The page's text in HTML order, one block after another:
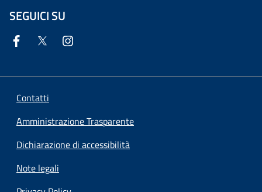
SEGUICI SU
Contatti
Amministrazione Trasparente
Dichiarazione di accessibilità
Note legali